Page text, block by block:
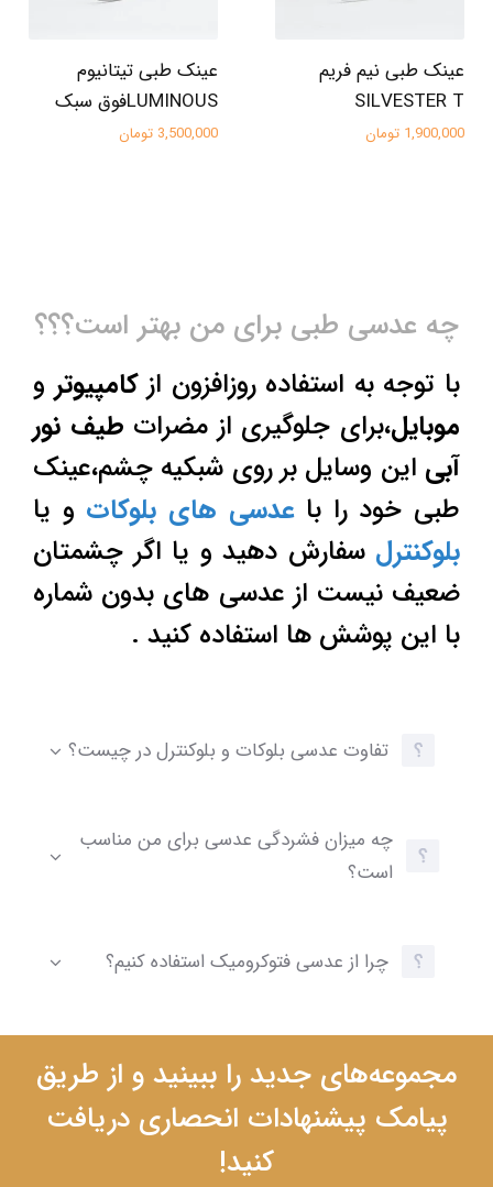
عینک طبی نیم فریم
SILVESTER T
1,900,000 تومان
عینک طبی تیتانیوم
LUMINOUSفوق سبک
3,500,000 تومان
چه عدسی طبی برای من بهتر است؟؟؟
با توجه به استفاده روزافزون ازکامپیوتر و
موبایل،برای جلوگیری از مضرات طیف نور
آبی این وسایل بر روی شبکیه چشم،عینک
طبی خود را باعدسی های بلوکات و یا
بلوکنترل سفارش دهید و یا اگر چشمتان
ضعیف نیست از عدسی های بدون شماره
با این پوشش ها استفاده کنید .
تفاوت عدسی بلوکات و بلوکنترل در چیست؟
چه میزان فشردگی عدسی برای من مناسب
است؟
چرا از عدسی فتوکرومیک استفاده کنیم؟
مجموعه‌های جدید را ببینید و از طریق
پیامک پیشنهادات انحصاری دریافت
کنید!